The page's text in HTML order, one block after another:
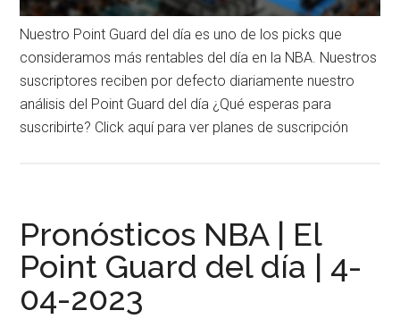
Nuestro Point Guard del día es uno de los picks que
consideramos más rentables del día en la NBA. Nuestros
suscriptores reciben por defecto diariamente nuestro
análisis del Point Guard del día ¿Qué esperas para
suscribirte? Click aquí para ver planes de suscripción
Pronósticos NBA | El
Point Guard del día | 4-
04-2023